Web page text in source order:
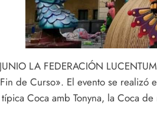
LA FEDERACIÓN
de Curso». El evento se realizó
Coca amb Tonyna, la Coca